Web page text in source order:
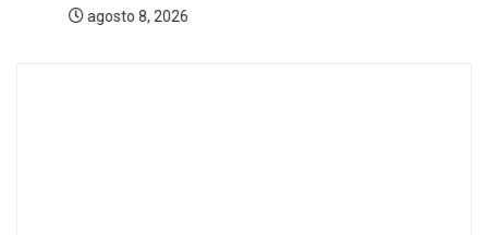
agosto 8, 2026